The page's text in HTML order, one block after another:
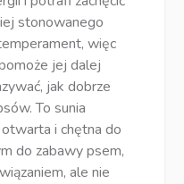
stonowanego
więc
jej dalej
jak dobrze
To sunia
i chętna do
do zabawy psem,
ale nie